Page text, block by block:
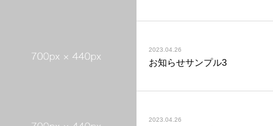
2023.04.26
お知らせサンプル3
2023.04.26